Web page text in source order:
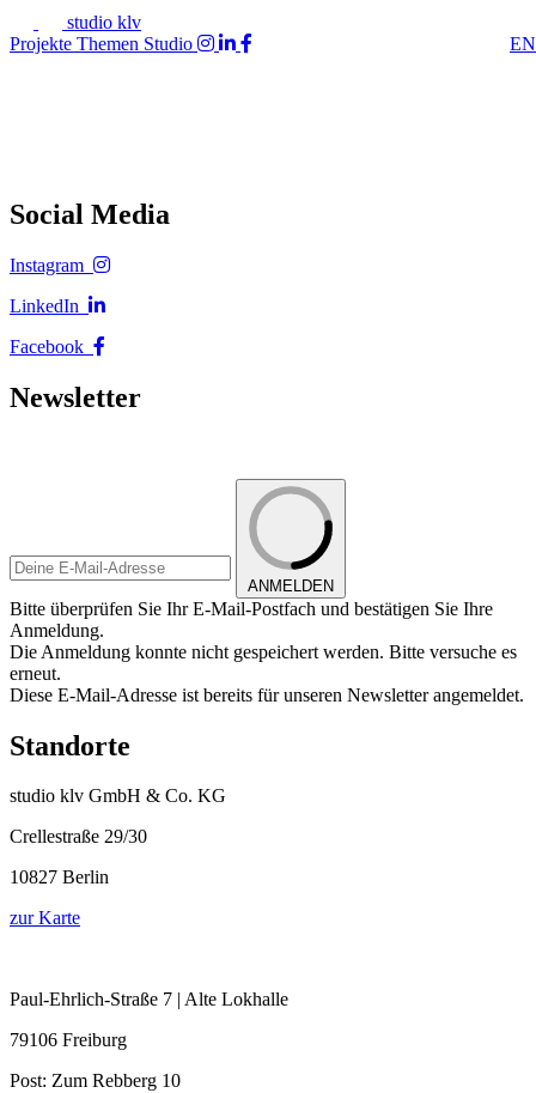
studio klv
Projekte Themen Studio EN
Social Media
Instagram
LinkedIn
Facebook
Newsletter
ANMELDEN
Bitte überprüfen Sie Ihr E-Mail-Postfach und bestätigen Sie Ihre
Anmeldung.
Die Anmeldung konnte nicht gespeichert werden. Bitte versuche es
erneut.
Diese E-Mail-Adresse ist bereits für unseren Newsletter angemeldet.
Standorte
studio klv GmbH & Co. KG
Crellestraße 29/30
10827 Berlin
zur Karte
Paul-Ehrlich-Straße 7 | Alte Lokhalle
79106 Freiburg
Post: Zum Rebberg 10